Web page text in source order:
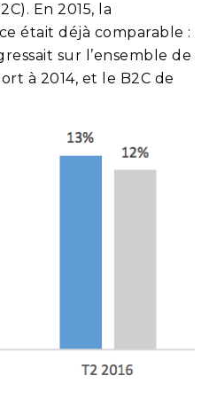
En 2015, la
était déjà comparable :
sur l’ensemble de
à 2014, et le B2C de